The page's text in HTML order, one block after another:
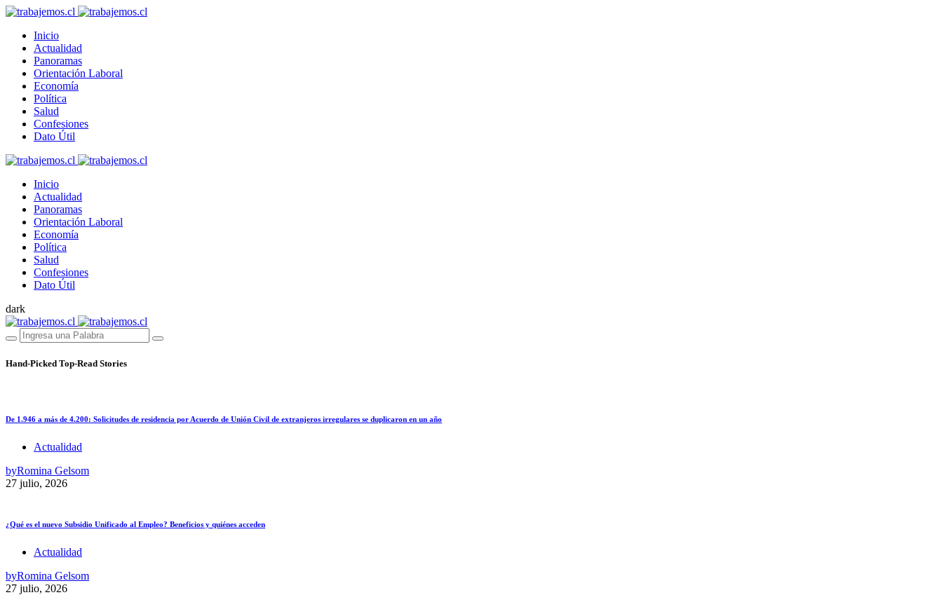
Inicio
Actualidad
Panoramas
Orientación Laboral
Economía
Política
Salud
Confesiones
Dato Útil
Inicio
Actualidad
Panoramas
Orientación Laboral
Economía
Política
Salud
Confesiones
Dato Útil
dark
Hand-Picked Top-Read Stories
De 1.946 a más de 4.200: Solicitudes de residencia por Acuerdo de Unión Civil de extranjeros irregulares se duplicaron en un año
Actualidad
byRomina Gelsom
27 julio, 2026
¿Qué es el nuevo Subsidio Unificado al Empleo? Beneficios y quiénes acceden
Actualidad
byRomina Gelsom
27 julio, 2026